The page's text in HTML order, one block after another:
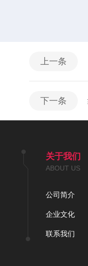
上一条
下一条
关于我们
ABOUT US
公司简介
企业文化
联系我们